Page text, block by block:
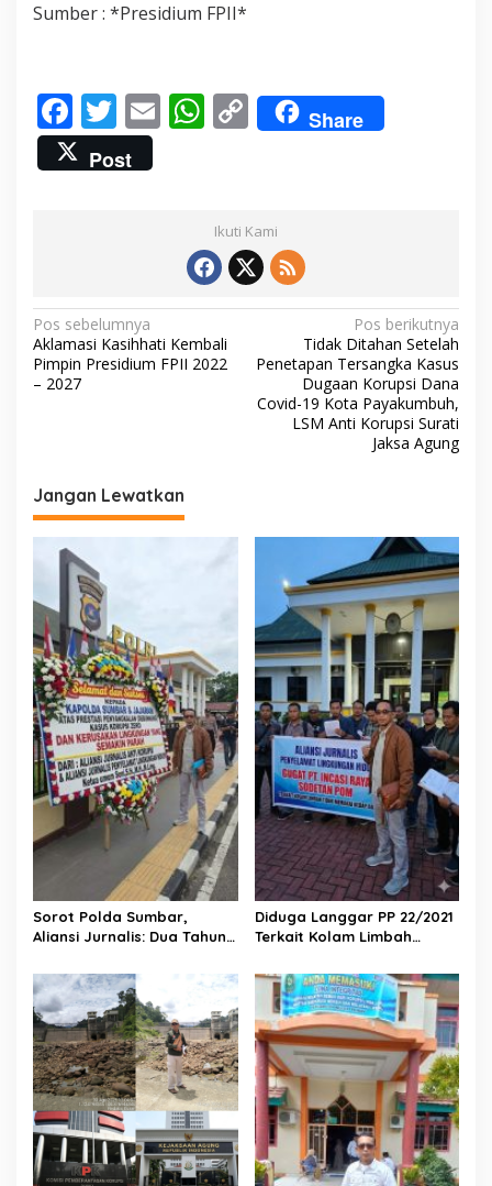
Sumber : *Presidium FPII*
F
ac
e
k
T
w
itt
E W
s
A
p
p
C
o
y
Li
n
k
Share
Post
Ikuti Kami
N
a
v
a
s
i
p
o
s
Pos sebelumnya
Aklamasi Kasihhati Kembali
Pimpin Presidium FPII 2022
– 2027
Pos berikutnya
Tidak Ditahan Setelah
Penetapan Tersangka Kasus
Dugaan Korupsi Dana
Covid-19 Kota Payakumbuh,
LSM Anti Korupsi Surati
Jaksa Agung
Jangan Lewatkan
Sorot Polda Sumbar,
Aliansi Jurnalis: Dua Tahun
Kerusakan Lingkungan
Tambah Parah di Sumbar
Diduga Langgar PP 22/2021
Terkait Kolam Limbah
Raya Sodetan POM Digugat
AJPLH ke PN Painan